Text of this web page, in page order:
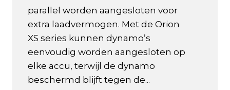
parallel worden aangesloten voor
extra laadvermogen. Met de Orion
XS series kunnen dynamo’s
eenvoudig worden aangesloten op
elke accu, terwijl de dynamo
beschermd blijft tegen de...